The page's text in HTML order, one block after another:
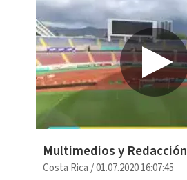
Multimedios y Redacción
Costa Rica /01.07.2020 16:07:45